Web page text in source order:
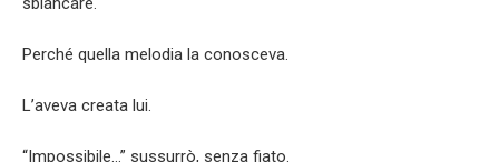
Perché quella melodia la conosceva.
L’aveva creata lui.
“Impossibile…” sussurrò, senza fiato.